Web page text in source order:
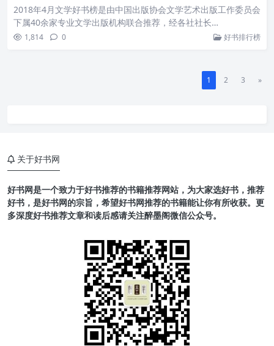
2018年4月文学好书榜是由中国出版协会文学艺术出版工作委员会
下属40余家专业文学出版机构联合推荐，经各社社长…
1,814 0 好书排行榜
1 2 3 »
关于好书网
好书网是一个致力于好书推荐的书籍推荐网站，为大家选好书，推荐
好书，是好书网的宗旨，希望好书网推荐的书籍能让你有所收获。更
多深度好书推荐文章和读后感请关注醉墨阁微信公众号。